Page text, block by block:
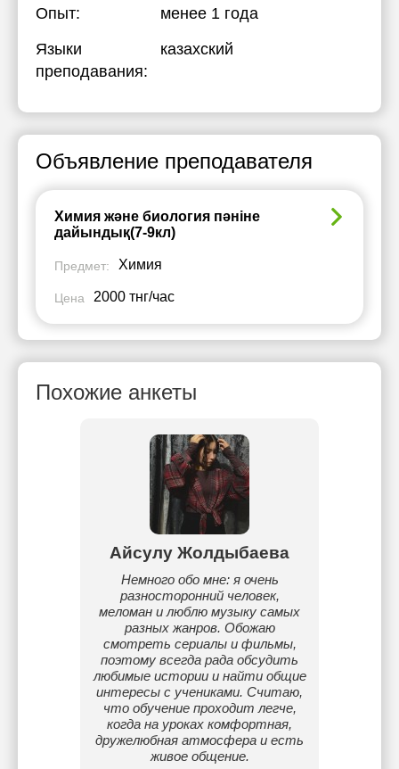
Опыт:
менее 1 года
Языки
преподавания:
казахский
Объявление преподавателя
Химия және биология пәніне
дайындық(7-9кл)
Предмет: Химия
Цена 2000 тнг/час
Похожие анкеты
Айсулу Жолдыбаева
Немного обо мне: я очень
разносторонний человек,
меломан и люблю музыку самых
разных жанров. Обожаю
смотреть сериалы и фильмы,
поэтому всегда рада обсудить
любимые истории и найти общие
интересы с учениками. Считаю,
что обучение проходит легче,
когда на уроках комфортная,
дружелюбная атмосфера и есть
живое общение.